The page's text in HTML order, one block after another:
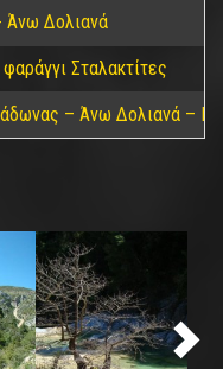
Άνω Δολιανά
Σταλακτίτες
– Άνω Δολιανά –